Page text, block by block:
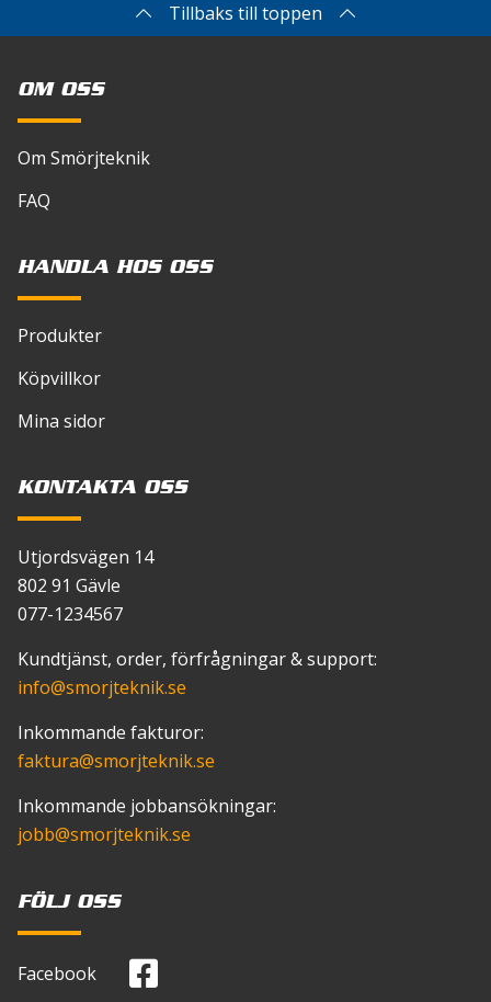
Tillbaks till toppen
OM OSS
Om Smörjteknik
FAQ
HANDLA HOS OSS
Produkter
Köpvillkor
Mina sidor
KONTAKTA OSS
Utjordsvägen 14
802 91 Gävle
077-1234567
Kundtjänst, order, förfrågningar & support:
info@smorjteknik.se
Inkommande fakturor:
faktura@smorjteknik.se
Inkommande jobbansökningar:
jobb@smorjteknik.se
FÖLJ OSS
Facebook